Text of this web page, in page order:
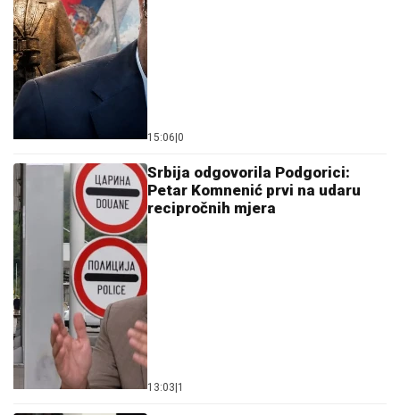
15:06 0
Srbija odgovorila Podgorici:
Petar Komnenić prvi na udaru
recipročnih mjera
13:03 1